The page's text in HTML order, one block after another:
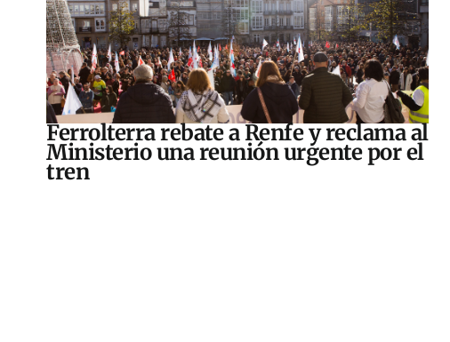
Ferrolterra rebate a Renfe y reclama al
Ministerio una reunión urgente por el
tren